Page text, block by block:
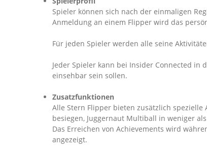
Spieler können sich nach der einmaligen
Anmeldung an einem Flipper wird das
Für jeden Spieler werden alle seine
Jeder Spieler kann bei Insider Connected
einsehbar sein sollen.
Zusatzfunktionen
Alle Stern Flipper bieten zusätzlich
besiegen, Juggernaut Multiball in weniger
Das Erreichen von Achievements wird
angezeigt.